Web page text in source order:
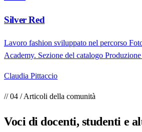
Silver Red
Lavoro fashion sviluppato nel percorso
Academy. Sezione del catalogo
Claudia Pittaccio
// 04 / Articoli della comunità
Voci di docenti, studenti e